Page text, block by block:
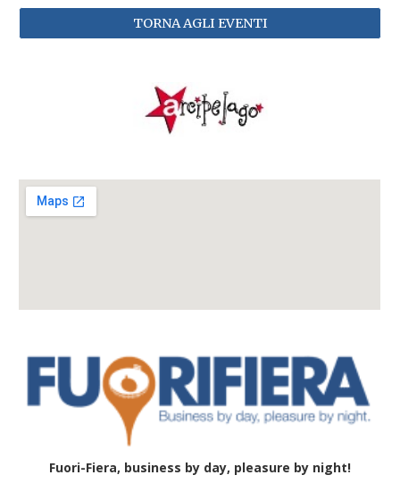
TORNA AGLI EVENTI
Fuori-Fiera, business by day, pleasure by night!